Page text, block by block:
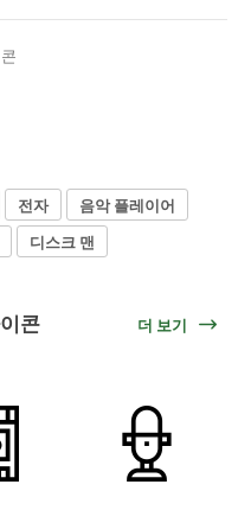
전자
음악 플레이어
디스크 맨
콘 더 보기